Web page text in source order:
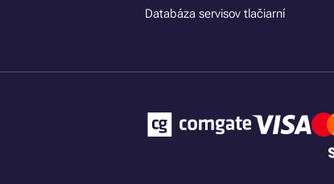
Databáza servisov tlačiarní